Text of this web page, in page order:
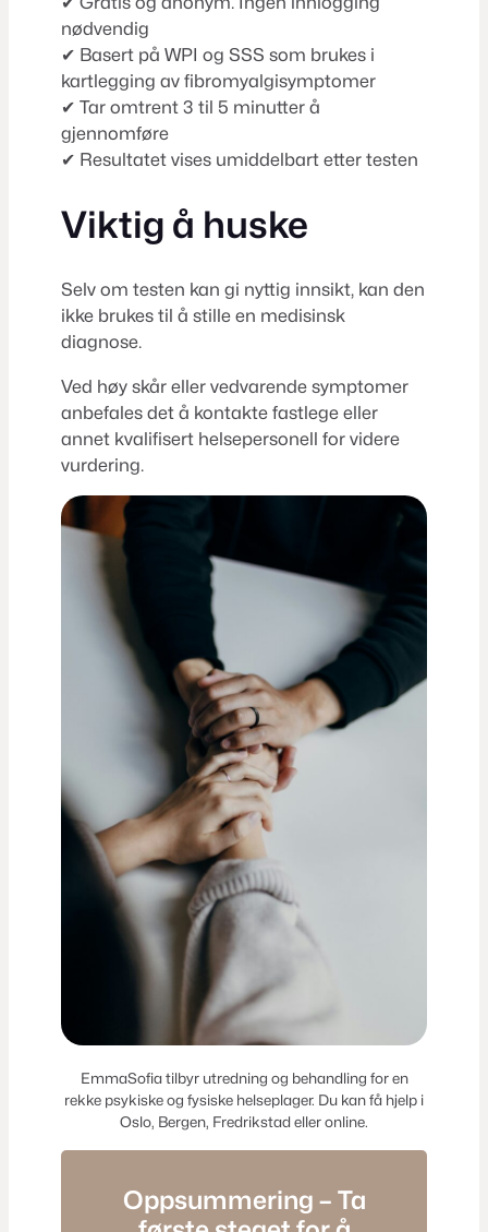
nødvendig
✔ Basert på WPI og SSS som brukes i
kartlegging av fibromyalgisymptomer
✔ Tar omtrent 3 til 5 minutter å
gjennomføre
✔ Resultatet vises umiddelbart etter testen
Viktig å huske
Selv om testen kan gi nyttig innsikt, kan den
ikke brukes til å stille en medisinsk
diagnose.
Ved høy skår eller vedvarende symptomer
anbefales det å kontakte fastlege eller
annet kvalifisert helsepersonell for videre
vurdering.
EmmaSofia tilbyr utredning og behandling for en
rekke psykiske og fysiske helseplager. Du kan få hjelp i
Oslo, Bergen, Fredrikstad eller online.
Oppsummering – Ta